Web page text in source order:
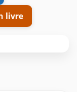
livre